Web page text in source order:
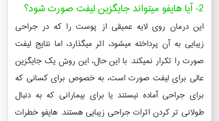
2- آیا هایفو میتواند جایگزین لیفت صورت شود؟
این درمان روی لایه عمیقی از پوست را که در جراحی
زیبایی به آن پرداخته میشود، اثر میگذارد، اما نتایج لیفت
صورت را تکرار نمیکند. با این حال، این روش یک جایگزین
عالی برای لیفت صورت است، به خصوص برای کسانی که
برای جراحی آماده نیستند یا برای بیمارانی که به دنبال
طولانی تر کردن اثرات جراحی زیبایی هستند. هایفو خطرات